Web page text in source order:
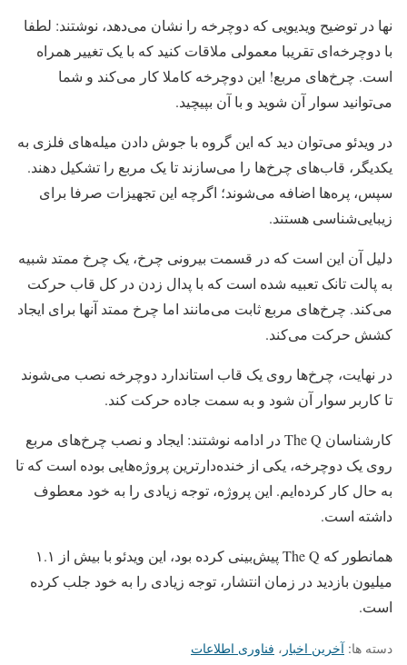
نها در توضیح ویدیویی که دوچرخه را نشان می‌دهد، نوشتند: لطفا
با دوچرخه‌ای تقریبا معمولی ملاقات کنید که با یک تغییر همراه
است. چرخ‌های مربع! این دوچرخه کاملا کار می‌کند و شما
می‌توانید سوار آن شوید و با آن بپیچید.
در ویدئو می‌توان دید که این گروه با جوش دادن میله‌های فلزی به
یکدیگر، قاب‌های چرخ‌ها را می‌سازند تا یک مربع را تشکیل دهند.
سپس، پره‌ها اضافه می‌شوند؛ اگرچه این تجهیزات صرفا برای
زیبایی‌شناسی هستند.
دلیل آن این است که در قسمت بیرونی چرخ، یک چرخ ممتد شبیه
به پالت تانک تعبیه شده است که با پدال زدن در کل قاب حرکت
می‌کند. چرخ‌های مربع‌ ثابت می‌مانند اما چرخ ممتد آنها برای ایجاد
کشش حرکت می‌کند.
در نهایت، چرخ‌ها روی یک قاب استاندارد دوچرخه نصب می‌شوند
تا کاربر سوار آن شود و به سمت جاده حرکت کند.
کارشناسان The Q در ادامه نوشتند: ایجاد و نصب چرخ‌های مربع
روی یک دوچرخه، یکی از خنده‌دارترین پروژه‌هایی بوده است که تا
به حال کار کرده‌ایم. این پروژه، توجه زیادی را به خود معطوف
داشته است.
همانطور که The Q پیش‌بینی کرده بود، این ویدئو با بیش از ۱.۱
میلیون بازدید در زمان انتشار، توجه زیادی را به خود جلب کرده
است.
دسته ها: آخرین اخبار ، فناوری اطلاعات